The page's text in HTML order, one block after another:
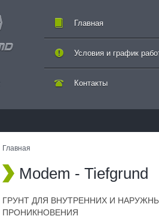
Главная
Контакты
Условия и график
Главная
Modem - Tiefgrund
ГРУНТ ДЛЯ ВНУТРЕННИХ И
ПРОНИКНОВЕНИЯ